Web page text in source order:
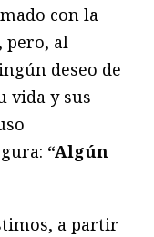
con la
pero, al
deseo de
vida y sus
“Algún
a partir